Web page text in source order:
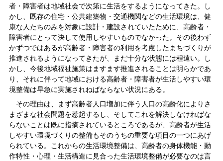
者・障害者は地域社会で次第に生活をするようになってきた。し
かし、既存の住宅・公共建築物・交通機関などの生活環境は、健
康な人たちのみを対象に設計・建設されていたために、高齢者・
障害者にとって決して使用しやすいものでなかった。その後わず
かずつではあるが高齢者・障害者の利用を考慮したまちづくりが
推進されるようになってきたが、まだ十分な状態には程遠い。し
かし、今後地域福祉施策はますます推進されることは明らかであ
り、それに伴って地域における高齢者・障害者が生活しやすい環
境整備は早急に実施されねばならない状況にある。
その理由は、まず高齢者人口増加に伴う人口の高齢化によりさ
まざまな社会問題を惹起するし、そしてこれを解決しなければな
らないことは既に指摘されているところであるが、高齢者が生活
しやすい環境づくりの整備もそのうちの重要な項目の一つにあげ
られている。これからの生活環境整備は、高齢者の身体機能・動
作特性・心理・生活構造に見合った生活環境整備が必要なのは言